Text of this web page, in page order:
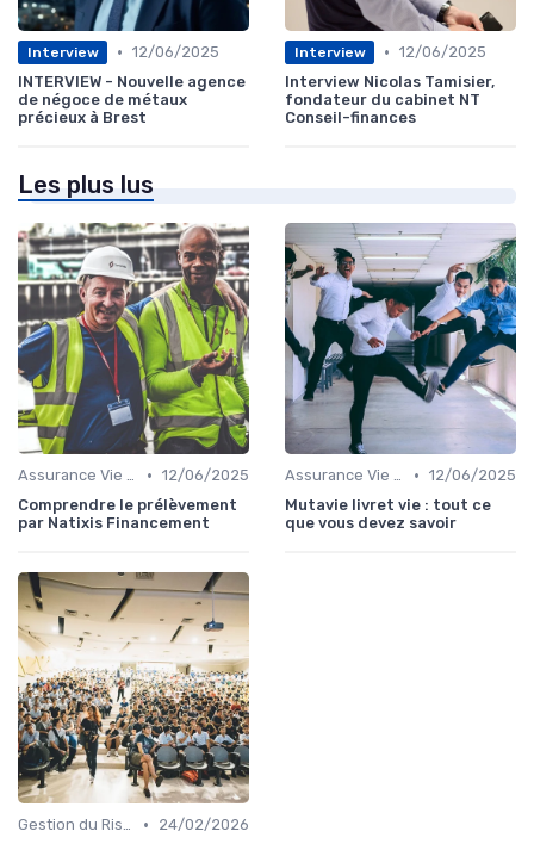
Interview • 12/06/2025
INTERVIEW - Nouvelle agence
de négoce de métaux
précieux à Brest
Interview • 12/06/2025
Interview Nicolas Tamisier,
fondateur du cabinet NT
Conseil-finances
Les plus lus
Assurance Vie et Épargne • 12/06/2025
Comprendre le prélèvement
par Natixis Financement
Assurance Vie et Épargne • 12/06/2025
Mutavie livret vie : tout ce
que vous devez savoir
Gestion du Risque Financier •
24/02/2026